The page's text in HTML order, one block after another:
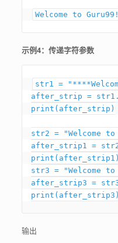
Welcome to Guru99!
示例4：传递字符参数
str1 =
after_strip =
print(after_strip)
str2 = "Welcome to
after_strip1 =
print(after_strip1)
str3 = "Welcome to
after_strip3 =
输出